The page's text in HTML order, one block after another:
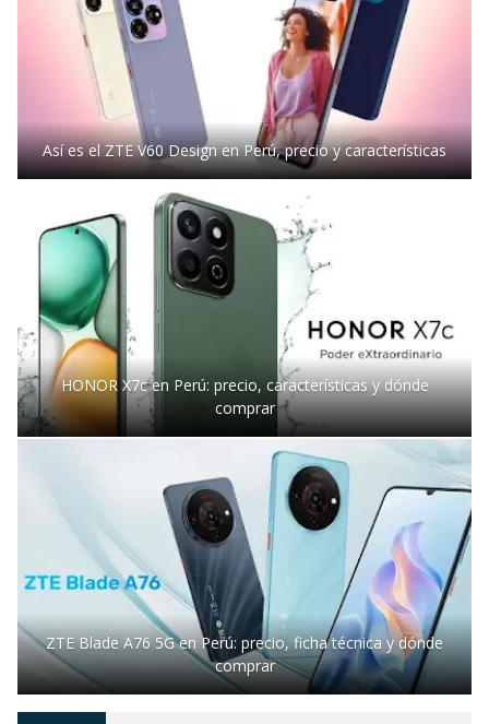
Así es el ZTE V60 Design en Perú, precio y características
HONOR X7c en Perú: precio, características y dónde
comprar
ZTE Blade A76 5G en Perú: precio, ficha técnica y dónde
comprar